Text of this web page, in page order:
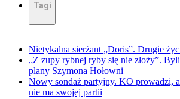
Tagi
Nietykalna sierżant „Doris”. Drugie
„Z zupy rybnej ryby się nie złoży”.
plany Szymona Hołowni
Nowy sondaż partyjny. KO prowadzi,
nie ma swojej partii